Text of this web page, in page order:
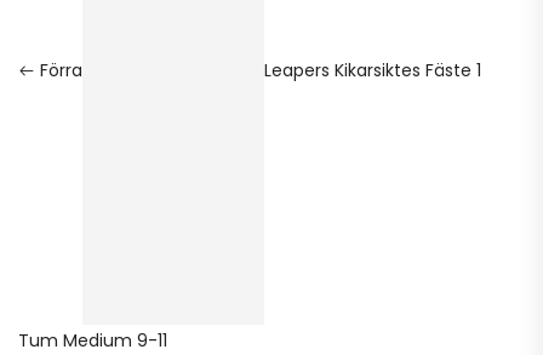
Förra Leapers Kikarsiktes Fäste 1
Tum Medium 9-11